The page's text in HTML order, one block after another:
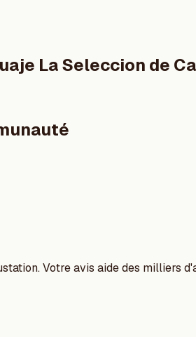
La Seleccion de
Votre avis aide des milliers